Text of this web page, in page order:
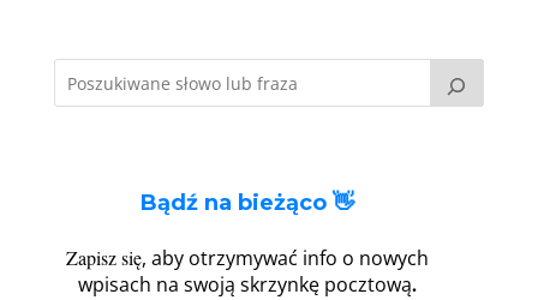
Bądź na bieżąco 👋
Zapisz się, aby otrzymywać info o nowych
wpisach na swoją skrzynkę pocztową.